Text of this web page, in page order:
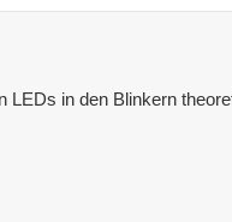
in den Blinkern